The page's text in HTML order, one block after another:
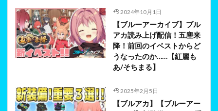
2024年10月1日
【ブルーアーカイブ】ブル
アカ読み上げ配信！五塵来
降！前回のイベストからど
うなったのか……【紅麗も
あ/そちまる】
2025年2月5日
【ブルアカ】【ブルーアー